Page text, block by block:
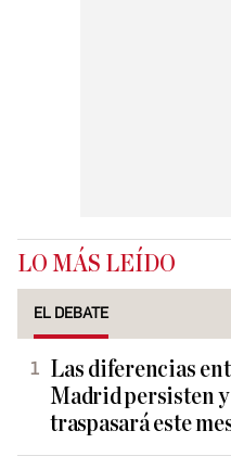
LO MÁS LEÍDO
EL DEBATE
Las diferencias
Madrid persisten
traspasará este